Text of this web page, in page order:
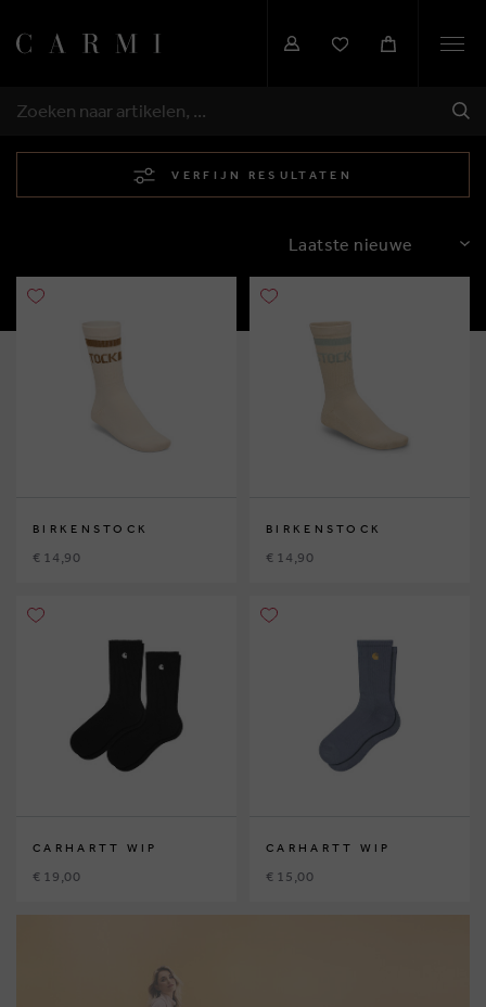
ZOEKEN
VERFIJN RESULTATEN
SORTEREN
BIRKENSTOCK
€ 14,90
BIRKENSTOCK
€ 14,90
CARHARTT WIP
€ 19,00
CARHARTT WIP
€ 15,00